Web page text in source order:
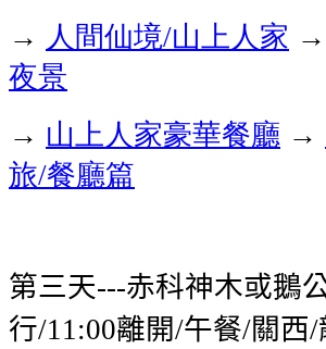
→ 人間仙境/山上人家 →
夜景
→ 山上人家豪華餐廳 →
旅/餐廳篇
第三天---赤科神木或鵝
行/11:00離開/午餐/關西/